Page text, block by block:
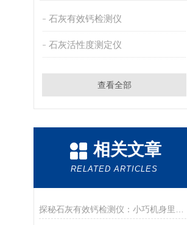
石灰有效钙检测仪
石灰活性度测定仪
查看全部
相关文章
RELATED ARTICLES